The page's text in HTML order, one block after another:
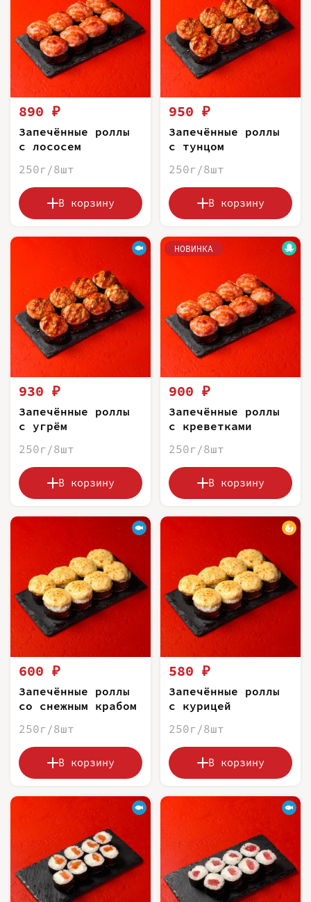
890 ₽
Запечённые роллы
с лососем
250г/8шт
В корзину
950 ₽
Запечённые роллы
с тунцом
250г/8шт
В корзину
930 ₽
Запечённые роллы
с угрём
250г/8шт
В корзину
НОВИНКА
900 ₽
Запечённые роллы
с креветками
250г/8шт
В корзину
600 ₽
Запечённые роллы
со снежным крабом
250г/8шт
В корзину
580 ₽
Запечённые роллы
с курицей
250г/8шт
В корзину